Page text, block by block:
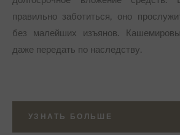
правильно заботиться, оно
без малейших изъянов.
даже передать по наследству.
УЗНАТЬ БОЛЬШЕ